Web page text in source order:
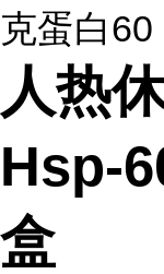
克蛋白
人热
Hsp-
盒